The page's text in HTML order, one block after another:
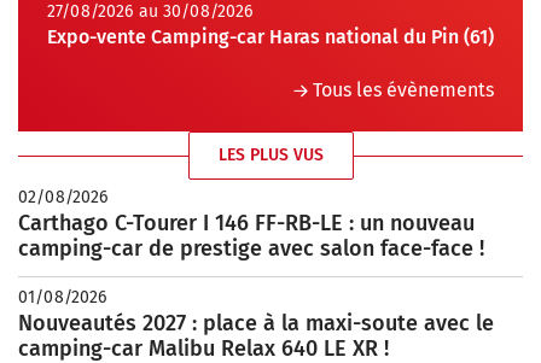
27/08/2026 au 30/08/2026
Expo-vente Camping-car Haras national du Pin (61)
Tous les évènements
LES PLUS VUS
02/08/2026
Carthago C-Tourer I 146 FF-RB-LE : un nouveau
camping-car de prestige avec salon face-face !
01/08/2026
Nouveautés 2027 : place à la maxi-soute avec le
camping-car Malibu Relax 640 LE XR !